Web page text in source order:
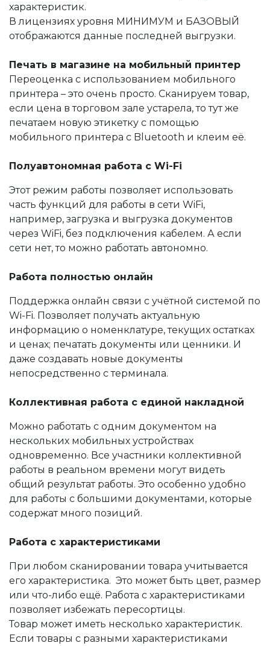
характеристик.
В лицензиях уровня МИНИМУМ и БАЗОВЫЙ
отображаются данные последней выгрузки.
Печать в магазине на мобильный принтер
Переоценка с использованием мобильного
принтера – это очень просто. Сканируем товар,
если цена в торговом зале устарела, то тут же
печатаем новую этикетку с помощью
мобильного принтера с Bluetooth и клеим её.
Полуавтономная работа с Wi-Fi
Этот режим работы позволяет использовать
часть функций для работы в сети WiFi,
например, загрузка и выгрузка документов
через WiFi, без подключения кабелем. А если
сети нет, то можно работать автономно.
Работа полностью онлайн
Поддержка онлайн связи с учётной системой по
Wi-Fi. Позволяет получать актуальную
информацию о номенклатуре, текущих остатках
и ценах; печатать документы или ценники. И
даже создавать новые документы
непосредственно с терминала.
Коллективная работа с единой накладной
Можно работать с одним документом на
нескольких мобильных устройствах
одновременно. Все участники коллективной
работы в реальном времени могут видеть
общий результат работы. Это особенно удобно
для работы с большими документами, которые
содержат много позиций.
Работа с характеристиками
При любом сканировании товара учитывается
его характеристика. Это может быть цвет, размер
или что-либо ещё. Работа с характеристиками
позволяет избежать пересортицы.
Товар может иметь несколько характеристик.
Если товары с разными характеристиками